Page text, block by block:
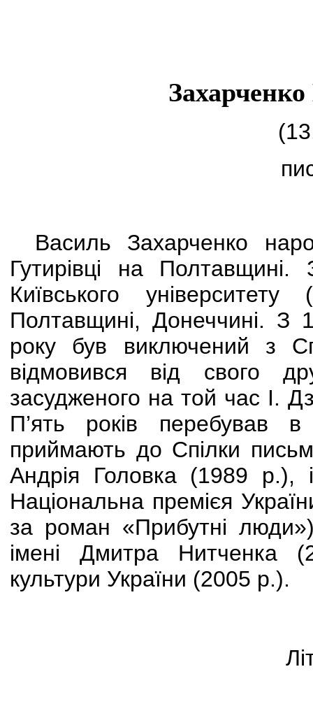
Василь Захарченко
Гутирівці на Полтавщині.
Київського
Полтавщині, Донеччині. З
року був виключений з
відмовився від свого
засудженого на той час І.
П’ять років перебував
приймають до Спілки
Андрія Головка (1989 р.),
Національна премієя
за роман «Прибутні
імені Дмитра Нитченка
культури України (2005 р.).